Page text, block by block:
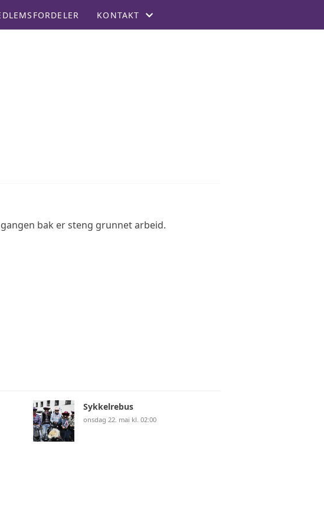
KONTAKT
bak er steng grunnet arbeid.
Sykkelrebus
onsdag 22. mai kl. 02:00